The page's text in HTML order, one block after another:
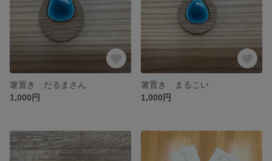
箸置き だるまさん
1,000円
箸置き まるこい
1,000円